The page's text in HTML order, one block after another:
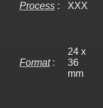
Process :
XXX
Format:
24 x
36
mm